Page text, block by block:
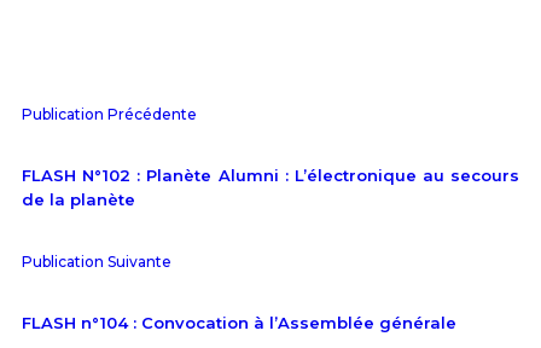
Publication Précédente
FLASH N°102 : Planète Alumni : L’électronique au secours
de la planète
Publication Suivante
FLASH n°104 : Convocation à l’Assemblée générale